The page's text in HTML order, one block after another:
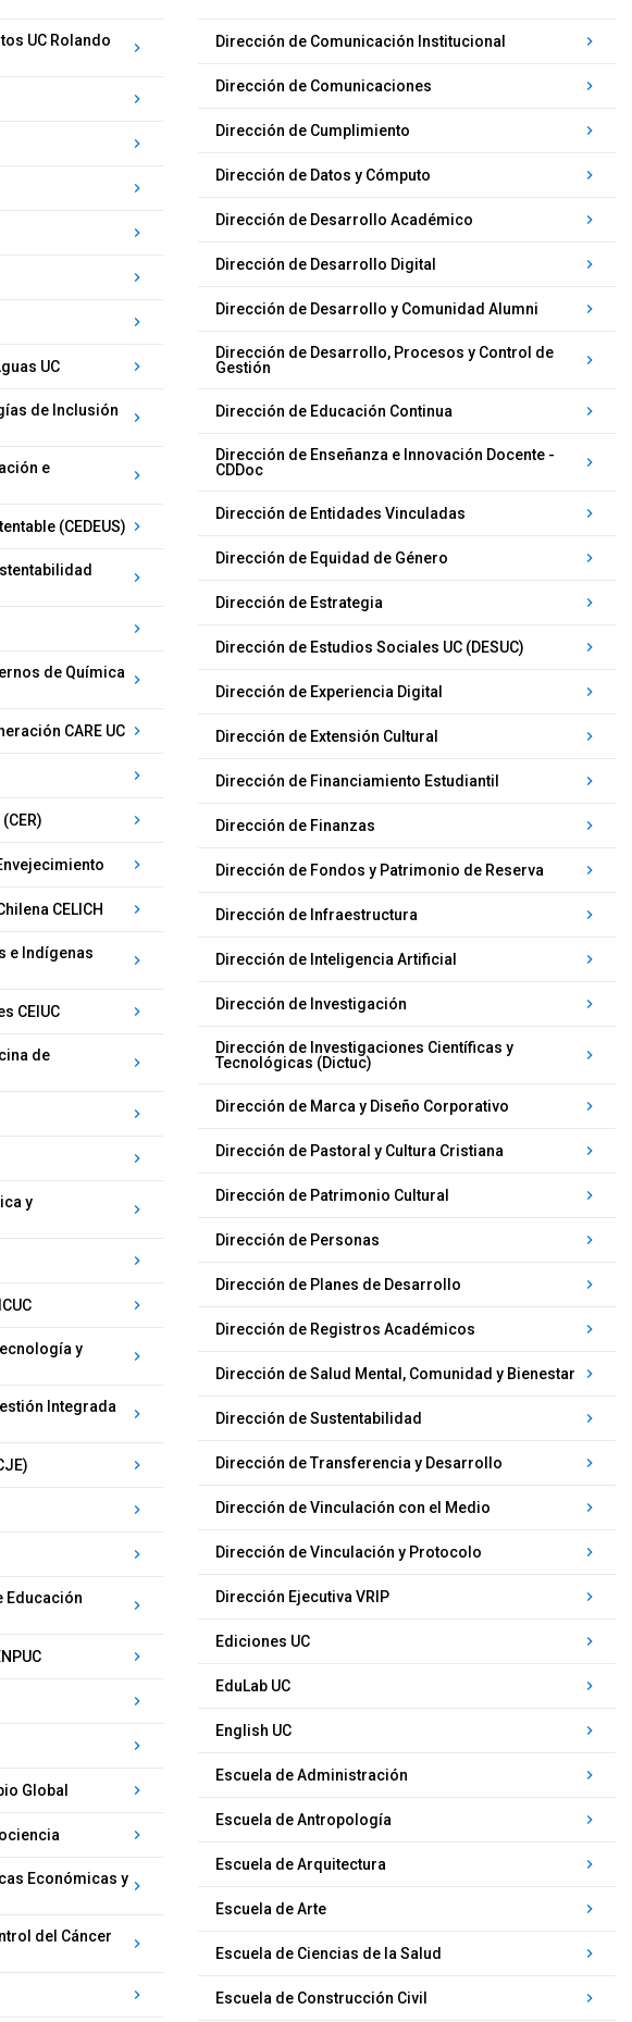
UC Rolando
keyboard_arrow_right
keyboard_arrow_right
keyboard_arrow_right
keyboard_arrow_right
keyboard_arrow_right
keyboard_arrow_right
keyboard_arrow_right
UC keyboard_arrow_right
de Inclusión
keyboard_arrow_right
e
keyboard_arrow_right
(CEDEUS) keyboard_arrow_right
keyboard_arrow_right
keyboard_arrow_right
de Química
keyboard_arrow_right
CARE UC keyboard_arrow_right
keyboard_arrow_right
keyboard_arrow_right
keyboard_arrow_right
CELICH keyboard_arrow_right
e Indígenas
keyboard_arrow_right
CEIUC keyboard_arrow_right
de
keyboard_arrow_right
keyboard_arrow_right
keyboard_arrow_right
y
keyboard_arrow_right
keyboard_arrow_right
keyboard_arrow_right
y
keyboard_arrow_right
Integrada
keyboard_arrow_right
keyboard_arrow_right
keyboard_arrow_right
keyboard_arrow_right
Educación
keyboard_arrow_right
keyboard_arrow_right
keyboard_arrow_right
keyboard_arrow_right
Global keyboard_arrow_right
keyboard_arrow_right
Económicas y keyboard_arrow_right
del Cáncer
keyboard_arrow_right
keyboard_arrow_right
Dirección de Comunicación Institucional keyboard_arrow_right
Dirección de Comunicaciones keyboard_arrow_right
Dirección de Cumplimiento keyboard_arrow_right
Dirección de Datos y Cómputo keyboard_arrow_right
Dirección de Desarrollo Académico keyboard_arrow_right
Dirección de Desarrollo Digital keyboard_arrow_right
Dirección de Desarrollo y Comunidad Alumni keyboard_arrow_right
Dirección de Desarrollo, Procesos y Control de
Gestión
keyboard_arrow_right
Dirección de Educación Continua keyboard_arrow_right
Dirección de Enseñanza e Innovación Docente -
CDDoc
keyboard_arrow_right
Dirección de Entidades Vinculadas keyboard_arrow_right
Dirección de Equidad de Género keyboard_arrow_right
Dirección de Estrategia keyboard_arrow_right
Dirección de Estudios Sociales UC (DESUC) keyboard_arrow_right
Dirección de Experiencia Digital keyboard_arrow_right
Dirección de Extensión Cultural keyboard_arrow_right
Dirección de Financiamiento Estudiantil keyboard_arrow_right
Dirección de Finanzas keyboard_arrow_right
Dirección de Fondos y Patrimonio de Reserva keyboard_arrow_right
Dirección de Infraestructura keyboard_arrow_right
Dirección de Inteligencia Artificial keyboard_arrow_right
Dirección de Investigación keyboard_arrow_right
Dirección de Investigaciones Científicas y
Tecnológicas (Dictuc)
keyboard_arrow_right
Dirección de Marca y Diseño Corporativo keyboard_arrow_right
Dirección de Pastoral y Cultura Cristiana keyboard_arrow_right
Dirección de Patrimonio Cultural keyboard_arrow_right
Dirección de Personas keyboard_arrow_right
Dirección de Planes de Desarrollo keyboard_arrow_right
Dirección de Registros Académicos keyboard_arrow_right
Dirección de Salud Mental, Comunidad y Bienestar keyboard_arrow_right
Dirección de Sustentabilidad keyboard_arrow_right
Dirección de Transferencia y Desarrollo keyboard_arrow_right
Dirección de Vinculación con el Medio keyboard_arrow_right
Dirección de Vinculación y Protocolo keyboard_arrow_right
Dirección Ejecutiva VRIP keyboard_arrow_right
Ediciones UC keyboard_arrow_right
EduLab UC keyboard_arrow_right
English UC keyboard_arrow_right
Escuela de Administración keyboard_arrow_right
Escuela de Antropología keyboard_arrow_right
Escuela de Arquitectura keyboard_arrow_right
Escuela de Arte keyboard_arrow_right
Escuela de Ciencias de la Salud keyboard_arrow_right
Escuela de Construcción Civil keyboard_arrow_right